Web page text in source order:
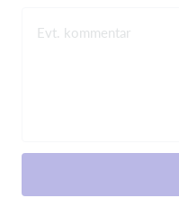
Evt. kommentar